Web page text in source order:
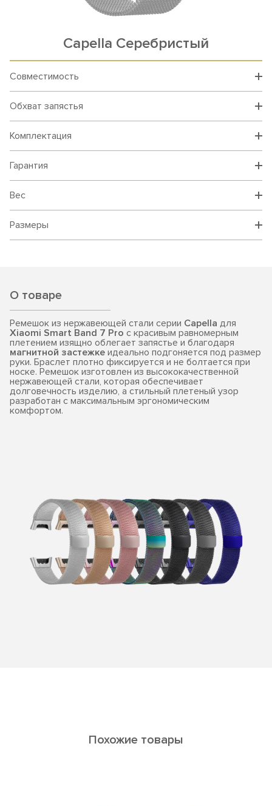
Capella Серебристый
Совместимость
Обхват запястья
Комплектация
Гарантия
Вес
Размеры
О товаре
Ремешок из нержавеющей стали серии Capella для
Xiaomi Smart Band 7 Pro с красивым равномерным
плетением изящно облегает запястье и благодаря
магнитной застежке идеально подгоняется под размер
руки. Браслет плотно фиксируется и не болтается при
носке. Ремешок изготовлен из высококачественной
нержавеющей стали, которая обеспечивает
долговечность изделию, а стильный плетеный узор
разработан с максимальным эргономическим
комфортом.
Похожие товары